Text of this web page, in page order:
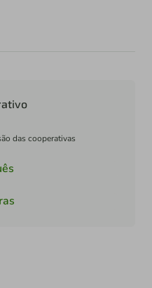
das cooperativas